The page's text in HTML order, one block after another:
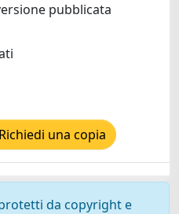
pubblicata
Richiedi una copia
da copyright e